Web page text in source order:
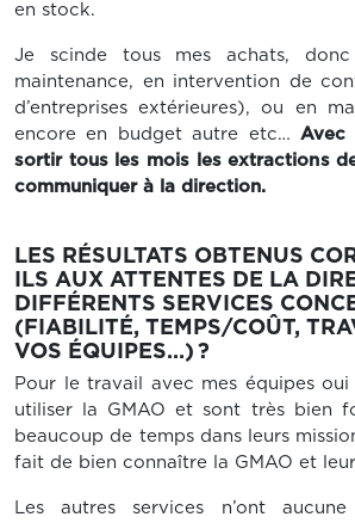
en stock.
Je scinde tous mes achats,
maintenance, en intervention de
d’entreprises extérieures), ou en
encore en budget autre etc…Avec
sortir tous les mois les extractions
communiquer à la direction.
LES RÉSULTATS OBTENUS
ILS AUX ATTENTES DE LA
DIFFÉRENTS SERVICES
(FIABILITÉ, TEMPS/COÛT,
VOS ÉQUIPES…) ?
Pour le travail avec mes équipes oui
utiliser la GMAO et sont très bien
beaucoup de temps dans leurs
fait de bien connaître la GMAO et
Les autres services n’ont